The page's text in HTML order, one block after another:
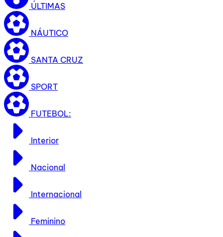
ÚLTIMAS
NÁUTICO
SANTA CRUZ
SPORT
FUTEBOL:
Interior
Nacional
Internacional
Feminino